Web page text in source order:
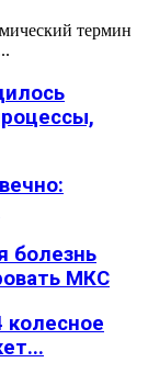
термин
болезнь
МКС